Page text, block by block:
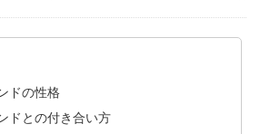
ドの性格
ドとの付き合い方